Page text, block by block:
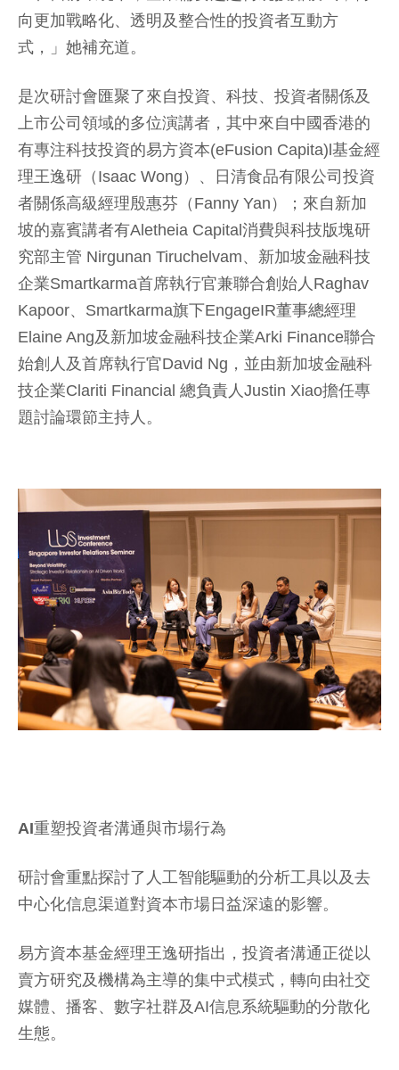
向更加戰略化、透明及整合性的投資者互動方
式，」她補充道。
是次研討會匯聚了來自投資、科技、投資者關係及
上市公司領域的多位演講者，其中來自中國香港的
有專注科技投資的易方資本(eFusion Capita)l基金經
理王逸研（Isaac Wong）、日清食品有限公司投資
者關係高級經理殷惠芬（Fanny Yan）；來自新加
坡的嘉賓講者有Aletheia Capital消費與科技版塊研
究部主管 Nirgunan Tiruchelvam、新加坡金融科技
企業Smartkarma首席執行官兼聯合創始人Raghav
Kapoor、Smartkarma旗下EngageIR董事總經理
Elaine Ang及新加坡金融科技企業Arki Finance聯合
始創人及首席執行官David Ng，並由新加坡金融科
技企業Clariti Financial 總負責人Justin Xiao擔任專
題討論環節主持人。
AI重塑投資者溝通與市場行為
研討會重點探討了人工智能驅動的分析工具以及去
中心化信息渠道對資本市場日益深遠的影響。
易方資本基金經理王逸研指出，投資者溝通正從以
賣方研究及機構為主導的集中式模式，轉向由社交
媒體、播客、數字社群及AI信息系統驅動的分散化
生態。